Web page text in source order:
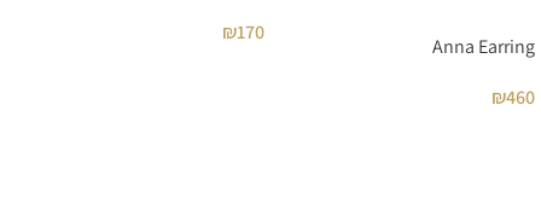
Anna Earring
₪460
₪170